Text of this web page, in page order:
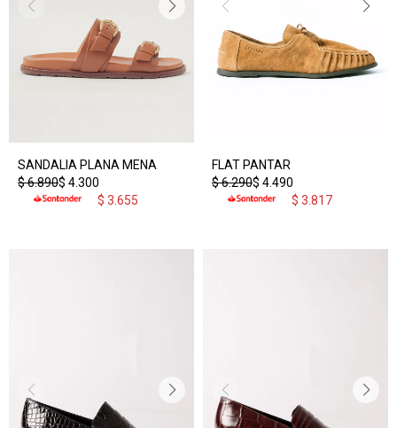
SANDALIA PLANA MENA
$ 4.300
$6.890
$ 3.655
FLAT PANTAR
$ 4.490
$6.290
$ 3.817